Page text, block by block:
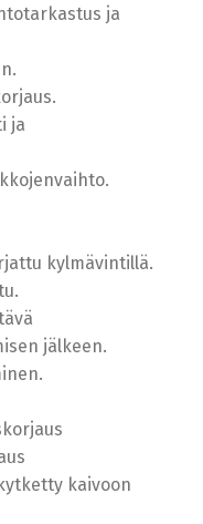
ja
ja
kylmävintillä.
jälkeen.
kaivoon